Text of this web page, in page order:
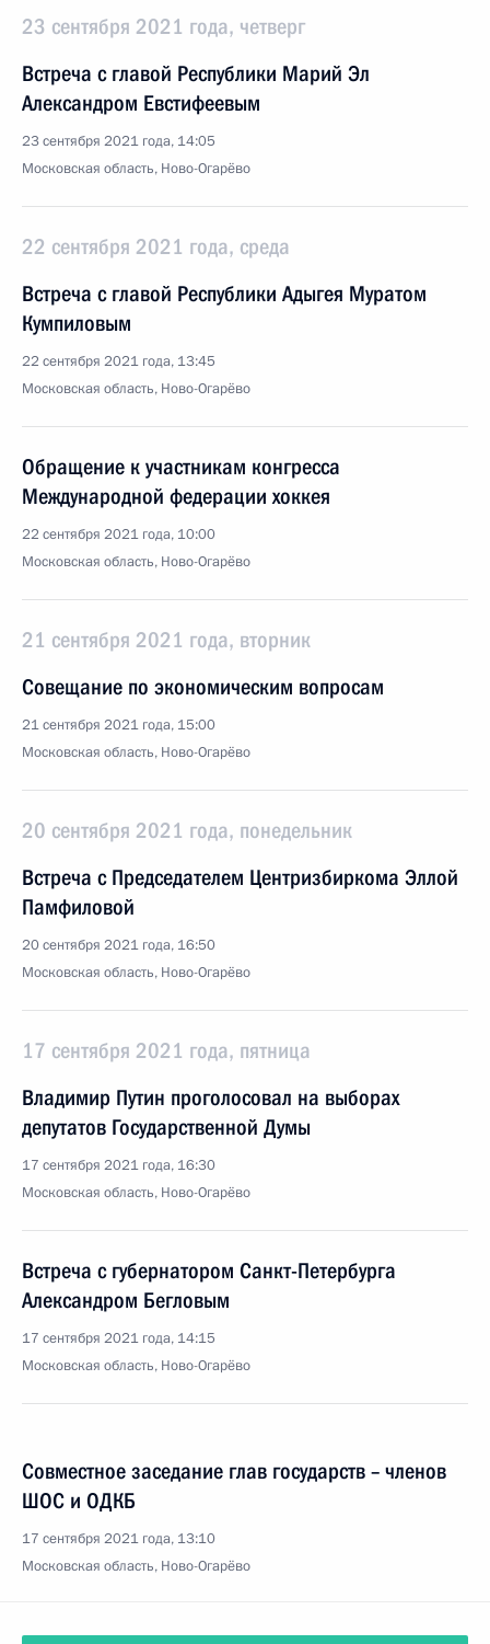
23 сентября 2021 года, четверг
Встреча с главой Республики Марий Эл
Александром Евстифеевым
23 сентября 2021 года, 14:05
Московская область, Ново-Огарёво
22 сентября 2021 года, среда
Встреча с главой Республики Адыгея Муратом
Кумпиловым
22 сентября 2021 года, 13:45
Московская область, Ново-Огарёво
Обращение к участникам конгресса
Международной федерации хоккея
22 сентября 2021 года, 10:00
Московская область, Ново-Огарёво
21 сентября 2021 года, вторник
Совещание по экономическим вопросам
21 сентября 2021 года, 15:00
Московская область, Ново-Огарёво
20 сентября 2021 года, понедельник
Встреча с Председателем Центризбиркома Эллой
Памфиловой
20 сентября 2021 года, 16:50
Московская область, Ново-Огарёво
17 сентября 2021 года, пятница
Владимир Путин проголосовал на выборах
депутатов Государственной Думы
17 сентября 2021 года, 16:30
Московская область, Ново-Огарёво
Встреча с губернатором Санкт-Петербурга
Александром Бегловым
17 сентября 2021 года, 14:15
Московская область, Ново-Огарёво
ШОС и ОДКБ
17 сентября 2021 года, 13:10
Московская область, Ново-Огарёво